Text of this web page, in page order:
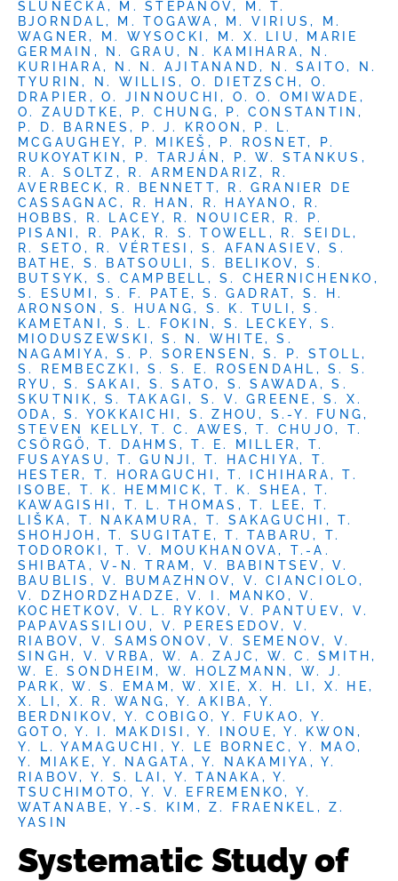
SLUNEČKA, M. STEPANOV, M. T.
BJORNDAL, M. TOGAWA, M. VIRIUS, M.
WAGNER, M. WYSOCKI, M. X. LIU, MARIE
GERMAIN, N. GRAU, N. KAMIHARA, N.
KURIHARA, N. N. AJITANAND, N. SAITO, N.
TYURIN, N. WILLIS, O. DIETZSCH, O.
DRAPIER, O. JINNOUCHI, O. O. OMIWADE,
O. ZAUDTKE, P. CHUNG, P. CONSTANTIN,
P. D. BARNES, P. J. KROON, P. L.
MCGAUGHEY, P. MIKEŠ, P. ROSNET, P.
RUKOYATKIN, P. TARJÁN, P. W. STANKUS,
R. A. SOLTZ, R. ARMENDARIZ, R.
AVERBECK, R. BENNETT, R. GRANIER DE
CASSAGNAC, R. HAN, R. HAYANO, R.
HOBBS, R. LACEY, R. NOUICER, R. P.
PISANI, R. PAK, R. S. TOWELL, R. SEIDL,
R. SETO, R. VÉRTESI, S. AFANASIEV, S.
BATHE, S. BATSOULI, S. BELIKOV, S.
BUTSYK, S. CAMPBELL, S. CHERNICHENKO,
S. ESUMI, S. F. PATE, S. GADRAT, S. H.
ARONSON, S. HUANG, S. K. TULI, S.
KAMETANI, S. L. FOKIN, S. LECKEY, S.
MIODUSZEWSKI, S. N. WHITE, S.
NAGAMIYA, S. P. SORENSEN, S. P. STOLL,
S. REMBECZKI, S. S. E. ROSENDAHL, S. S.
RYU, S. SAKAI, S. SATO, S. SAWADA, S.
SKUTNIK, S. TAKAGI, S. V. GREENE, S. X.
ODA, S. YOKKAICHI, S. ZHOU, S.-Y. FUNG,
STEVEN KELLY, T. C. AWES, T. CHUJO, T.
CSÖRGŐ, T. DAHMS, T. E. MILLER, T.
FUSAYASU, T. GUNJI, T. HACHIYA, T.
HESTER, T. HORAGUCHI, T. ICHIHARA, T.
ISOBE, T. K. HEMMICK, T. K. SHEA, T.
KAWAGISHI, T. L. THOMAS, T. LEE, T.
LIŠKA, T. NAKAMURA, T. SAKAGUCHI, T.
SHOHJOH, T. SUGITATE, T. TABARU, T.
TODOROKI, T. V. MOUKHANOVA, T.-A.
SHIBATA, V-N. TRAM, V. BABINTSEV, V.
BAUBLIS, V. BUMAZHNOV, V. CIANCIOLO,
V. DZHORDZHADZE, V. I. MANKO, V.
KOCHETKOV, V. L. RYKOV, V. PANTUEV, V.
PAPAVASSILIOU, V. PERESEDOV, V.
RIABOV, V. SAMSONOV, V. SEMENOV, V.
SINGH, V. VRBA, W. A. ZAJC, W. C. SMITH,
W. E. SONDHEIM, W. HOLZMANN, W. J.
PARK, W. S. EMAM, W. XIE, X. H. LI, X. HE,
X. LI, X. R. WANG, Y. AKIBA, Y.
BERDNIKOV, Y. COBIGO, Y. FUKAO, Y.
GOTO, Y. I. MAKDISI, Y. INOUE, Y. KWON,
Y. L. YAMAGUCHI, Y. LE BORNEC, Y. MAO,
Y. MIAKE, Y. NAGATA, Y. NAKAMIYA, Y.
RIABOV, Y. S. LAI, Y. TANAKA, Y.
TSUCHIMOTO, Y. V. EFREMENKO, Y.
WATANABE, Y.-S. KIM, Z. FRAENKEL, Z.
YASIN
Systematic Study of